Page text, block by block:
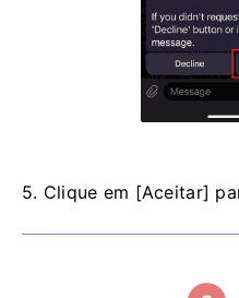
5. Clique em [Aceitar]